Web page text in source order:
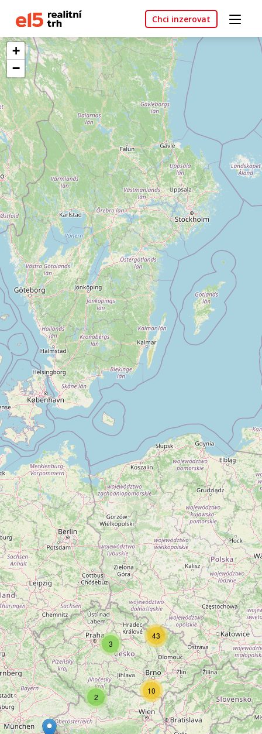
Chci inzerovat
2
10
3
43
+
−